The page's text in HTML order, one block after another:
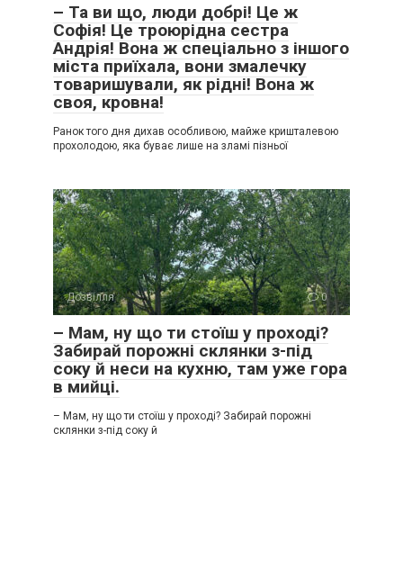
– Та ви що, люди добрі! Це ж
Софія! Це троюрідна сестра
Андрія! Вона ж спеціально з іншого
міста приїхала, вони змалечку
товаришували, як рідні! Вона ж
своя, кровна!
Ранок того дня дихав особливою, майже кришталевою
прохолодою, яка буває лише на зламі пізньої
Дозвілля 0
– Мам, ну що ти стоїш у проході?
Забирай порожні склянки з-під
соку й неси на кухню, там уже гора
в мийці.
– Мам, ну що ти стоїш у проході? Забирай порожні
склянки з-під соку й